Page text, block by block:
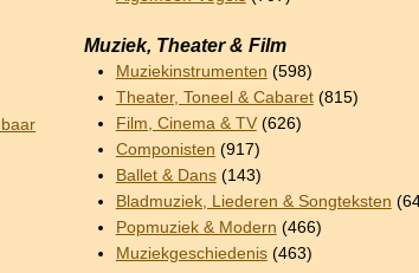
Muziek, Theater & Film
Muziekinstrumenten (598)
Theater, Toneel & Cabaret(815)
Film, Cinema & TV(626)
Componisten (917)
Ballet & Dans(143)
Bladmuziek, Liederen & Songteksten
Popmuziek & Modern (466)
Muziekgeschiedenis(463)